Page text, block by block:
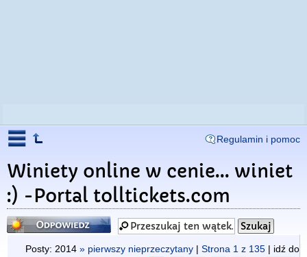
Regulamin i pomoc
Winiety online w cenie... winiet
:) -Portal tolltickets.com
Odpowiedz
Posty: 2014 » pierwszy nieprzeczytany | Strona 1 z 135 | idź do